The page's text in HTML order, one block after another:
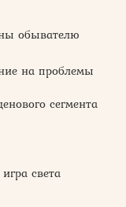
обывателю
на проблемы
сегмента
света